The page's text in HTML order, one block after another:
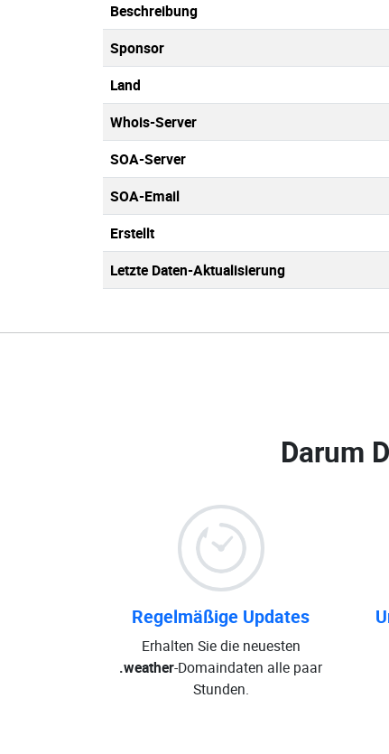
Beschreibung
Sponsor
Land
Whois-Server
SOA-Server
SOA-Email
Erstellt
Letzte Daten-Aktualisierung
Darum
Regelmäßige Updates
Erhalten Sie die neuesten
.weather-Domaindaten alle paar
Stunden.